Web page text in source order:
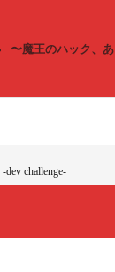
〜魔王のハック、
challenge-